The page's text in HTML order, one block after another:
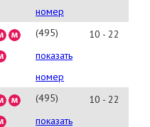
4570
номер
(495)
125-
6971
показать
номер
10 - 22
(495)
125-
показать
10 - 22